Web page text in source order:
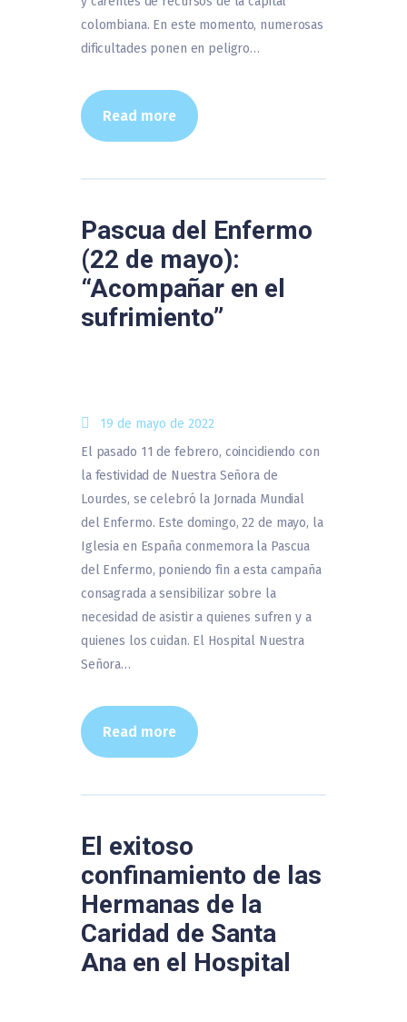
colombiana. En este momento, numerosas
dificultades ponen en peligro…
Read more
Pascua del Enfermo
(22 de mayo):
“Acompañar en el
sufrimiento”
19 de mayo de 2022
El pasado 11 de febrero, coincidiendo con
la festividad de Nuestra Señora de
Lourdes, se celebró la Jornada Mundial
del Enfermo. Este domingo, 22 de mayo, la
Iglesia en España conmemora la Pascua
del Enfermo, poniendo fin a esta campaña
consagrada a sensibilizar sobre la
necesidad de asistir a quienes sufren y a
quienes los cuidan. El Hospital Nuestra
Señora…
Read more
El exitoso
confinamiento de las
Hermanas de la
Caridad de Santa
Ana en el Hospital